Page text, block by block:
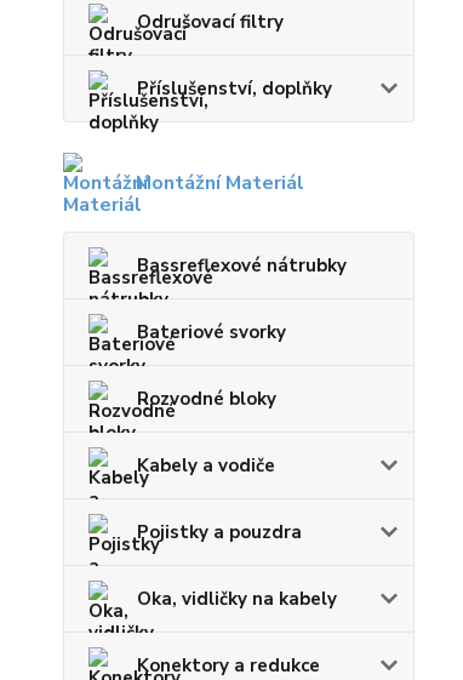
Odrušovací filtry
Příslušenství, doplňky
Montážní Materiál
Bassreflexové nátrubky
Bateriové svorky
Rozvodné bloky
Kabely a vodiče
Pojistky a pouzdra
Oka, vidličky na kabely
Konektory a redukce